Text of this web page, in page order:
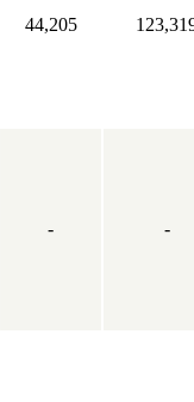
44,205
- -